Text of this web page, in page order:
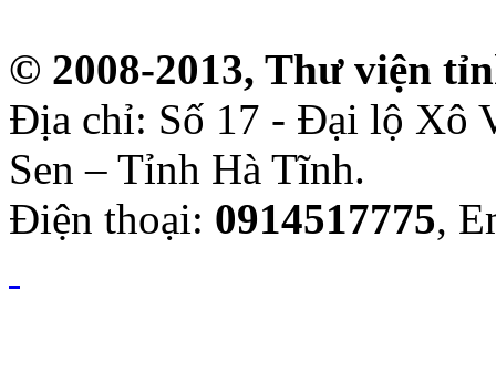
© 2008-2013, Thư viện
Địa chỉ: Số 17 - Đại lộ Xô
Sen – Tỉnh Hà Tĩnh.
Điện thoại: 0914517775,